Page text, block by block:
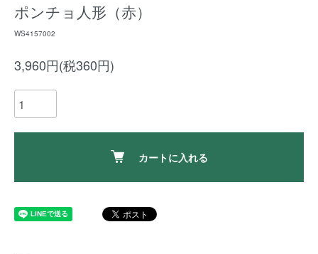
ポンチョ人形（赤）
WS4157002
3,960円(税360円)
カートに入れる